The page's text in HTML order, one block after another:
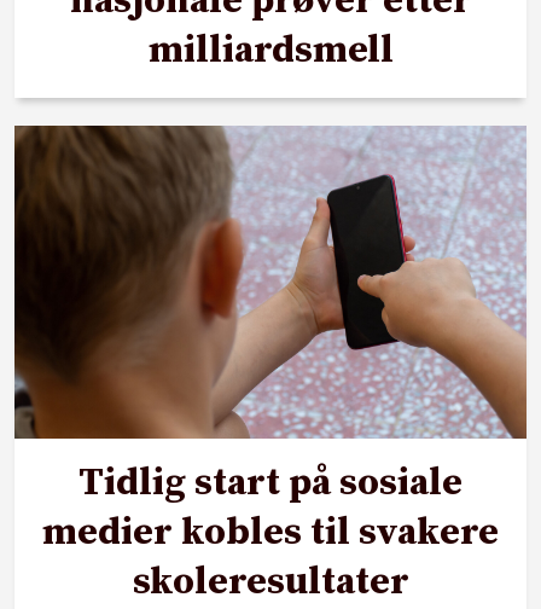
milliardsmell
Tidlig start på sosiale
medier kobles til svakere
skoleresultater